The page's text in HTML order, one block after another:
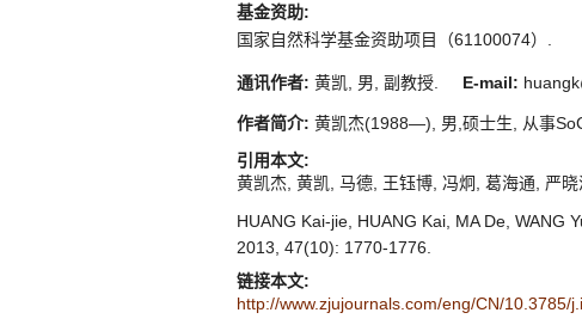
基金资助:
国家自然科学基金资助项目（61100074）.
通讯作者: 黄凯, 男, 副教授. E-mail:
作者简介: 黄凯杰(1988—), 男,硕士生, 从事
引用本文:
黄凯杰, 黄凯, 马德, 王钰博, 冯炯, 葛海通, 严
HUANG Kai-jie, HUANG Kai, MA De, WANG
2013, 47(10): 1770-1776.
链接本文:
http://www.zjujournals.com/eng/CN/10.3785/